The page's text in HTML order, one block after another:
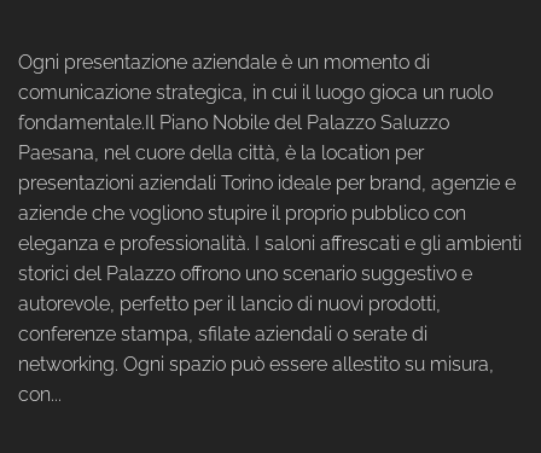
Ogni presentazione aziendale è un momento di
comunicazione strategica, in cui il luogo gioca un ruolo
fondamentale.Il Piano Nobile del Palazzo Saluzzo
Paesana, nel cuore della città, è la location per
presentazioni aziendali Torino ideale per brand, agenzie e
aziende che vogliono stupire il proprio pubblico con
eleganza e professionalità. I saloni affrescati e gli ambienti
storici del Palazzo offrono uno scenario suggestivo e
autorevole, perfetto per il lancio di nuovi prodotti,
conferenze stampa, sfilate aziendali o serate di
networking. Ogni spazio può essere allestito su misura,
con...